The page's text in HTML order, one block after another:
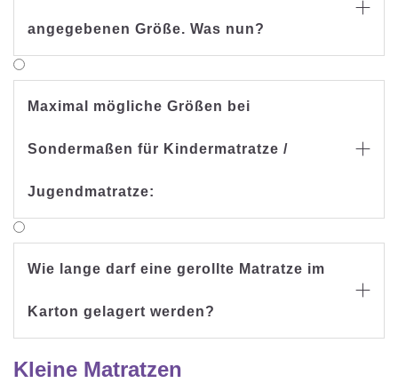
angegebenen Größe. Was nun?

Maximal mögliche Größen bei
Sondermaßen für Kindermatratze /
Jugendmatratze:

Wie lange darf eine gerollte Matratze im
Karton gelagert werden?

Kleine Matratzen